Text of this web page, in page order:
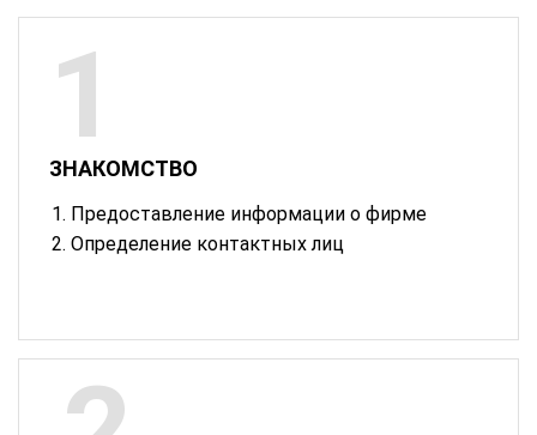
ЗНАКОМСТВО
Предоставление информации о фирме
Определение контактных лиц